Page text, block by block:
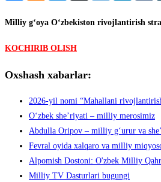
Milliy g‘oya O‘zbekiston rivojlantirish
KOCHIRIB OLISH
Oxshash xabarlar:
2026-yil nomi “Mahallani
Oʻzbek sheʼriyati – milliy merosimiz
Abdulla Oripov – milliy gʻurur va
Fevral oyida xalqaro va milliy
Alpomish Dostoni: O'zbek Milliy
Milliy TV Dasturlari bugungi